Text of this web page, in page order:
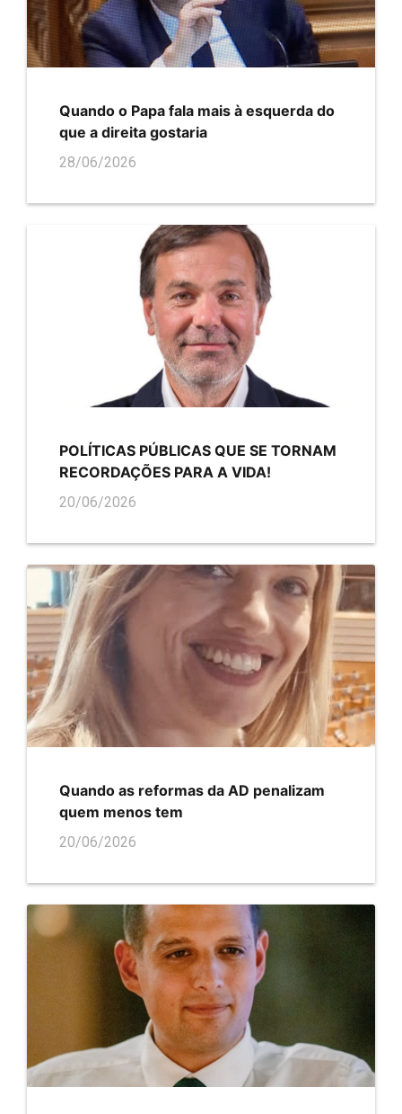
Quando o Papa fala mais à esquerda do
que a direita gostaria
28/06/2026
POLÍTICAS PÚBLICAS QUE SE TORNAM
RECORDAÇÕES PARA A VIDA!
20/06/2026
Quando as reformas da AD penalizam
quem menos tem
20/06/2026